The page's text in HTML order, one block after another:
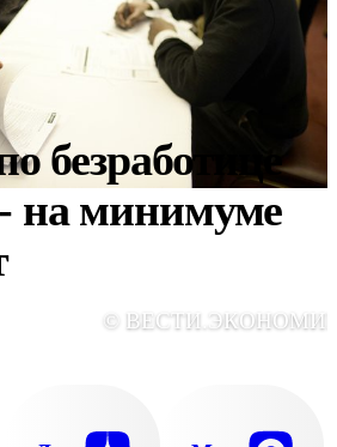
безработице
минимуме
©